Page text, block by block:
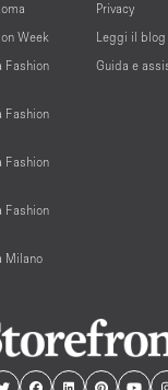
Week
Fashion
Fashion
Fashion
Fashion
Milano
Privacy
Leggi il blog
Guida e